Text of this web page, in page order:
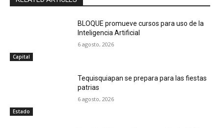
Capital
BLOQUE promueve cursos para uso de la
Inteligencia Artificial
6 agosto, 2026
Estado
Tequisquiapan se prepara para las fiestas
patrias
6 agosto, 2026